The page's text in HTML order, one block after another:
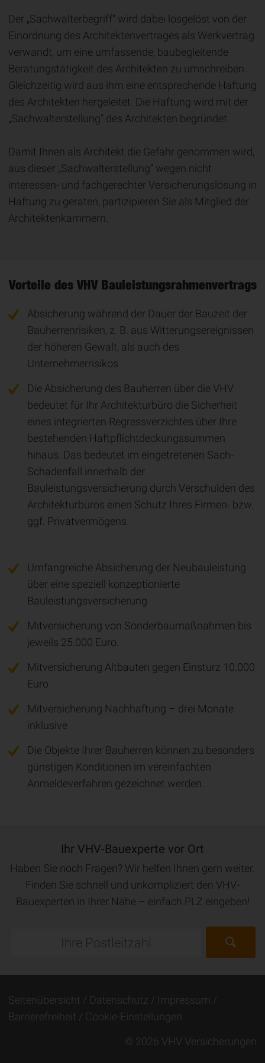
Der „Sachwalterbegriff“ wird dabei losgelöst von der
Einordnung des Architektenvertrages als Werkvertrag
verwandt, um eine umfassende, baubegleitende
Beratungstätigkeit des Architekten zu umschreiben.
Gleichzeitig wird aus ihm eine entsprechende Haftung
des Architekten hergeleitet. Die Haftung wird mit der
„Sachwalterstellung“ des Architekten begründet.
Damit Ihnen als Architekt die Gefahr genommen wird,
aus dieser „Sachwalterstellung“ wegen nicht
interessen- und fachgerechter Versicherungslösung in
Haftung zu geraten, partizipieren Sie als Mitglied der
Architektenkammern.
Vorteile des VHV Bauleistungsrahmenvertrags
Absicherung während der Dauer der Bauzeit der
Bauherrenrisiken, z. B. aus Witterungsereignissen
der höheren Gewalt, als auch des
Unternehmerrisikos
Die Absicherung des Bauherren über die VHV
bedeutet für Ihr Architekturbüro die Sicherheit
eines integrierten Regressverzichtes über Ihre
bestehenden Haftpflichtdeckungssummen
hinaus. Das bedeutet im eingetretenen Sach-
Schadenfall innerhalb der
Bauleistungsversicherung durch Verschulden des
Architekturbüros einen Schutz Ihres Firmen- bzw.
ggf. Privatvermögens.
Umfangreiche Absicherung der Neubauleistung
über eine speziell konzeptionierte
Bauleistungsversicherung
Mitversicherung von Sonderbaumaßnahmen bis
jeweils 25.000 Euro.
Mitversicherung Altbauten gegen Einsturz 10.000
Euro
Mitversicherung Nachhaftung – drei Monate
inklusive
Die Objekte Ihrer Bauherren können zu besonders
günstigen Konditionen im vereinfachten
Anmeldeverfahren gezeichnet werden.
Ihr VHV-Bauexperte vor Ort
Haben Sie noch Fragen? Wir helfen Ihnen gern weiter.
Finden Sie schnell und unkompliziert den VHV-
Bauexperten in Ihrer Nähe – einfach PLZ eingeben!
Seitenübersicht Datenschutz
Impressum
Barrierefreiheit
Cookie-Einstellungen
© 2026 VHV Versicherungen